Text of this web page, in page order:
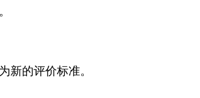
新的评价标准。